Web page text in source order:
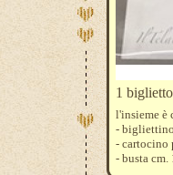
1
l'insieme è
- bigliettino
- cartocino
- busta cm.